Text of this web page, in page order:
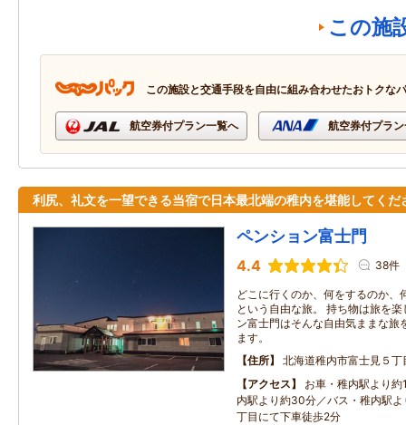
この施
この施設と交通手段を自由に組み合わせたおトクな
航空券付プラン一覧へ 航空券付プラ
利尻、礼文を一望できる当宿で日本最北端の稚内を堪能してくだ
ペンション富士門
4.4 38件
どこに行くのか、何をするのか、
という自由な旅。 持ち物は旅を
ン富士門はそんな自由気ままな旅
ます。
住所
北海道稚内市富士見５
アクセス
お車・稚内駅より
内駅より約30分／バス・稚内駅
丁目にて下車徒歩2分